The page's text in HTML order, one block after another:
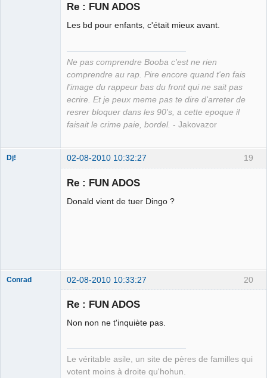
Re : FUN ADOS
Les bd pour enfants, c'était mieux avant.
Ne pas comprendre Booba c'est ne rien
comprendre au rap. Pire encore quand t'en fais
l'image du rappeur bas du front qui ne sait pas
ecrire. Et je peux meme pas te dire d'arreter de
resrer bloquer dans les 90's, a cette epoque il
faisait le crime paie, bordel. - Jakovazor
19
Dj! 02-08-2010 10:32:27
Re : FUN ADOS
Donald vient de tuer Dingo ?
20
Conrad 02-08-2010 10:33:27
Re : FUN ADOS
Non non ne t'inquiète pas.
Le véritable asile, un site de pères de familles qui
votent moins à droite qu'hohun.